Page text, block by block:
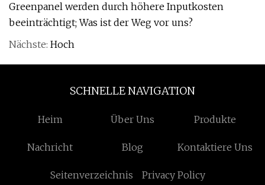
Greenpanel werden durch höhere Inputkosten
beeinträchtigt; Was ist der Weg vor uns?
Nächste: Hoch
SCHNELLE NAVIGATION
Heim Über Uns Produkte
Nachricht Blog Kontaktiere Uns
Seitenverzeichnis Privacy Policy